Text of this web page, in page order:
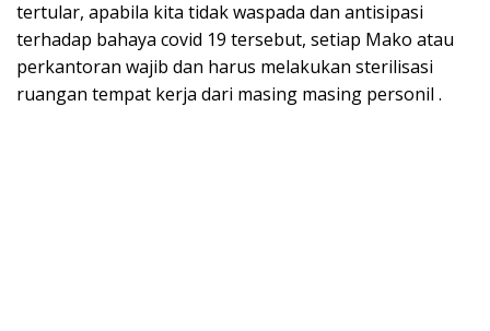
tertular, apabila kita tidak waspada dan antisipasi
terhadap bahaya covid 19 tersebut, setiap Mako atau
perkantoran wajib dan harus melakukan sterilisasi
ruangan tempat kerja dari masing masing personil .